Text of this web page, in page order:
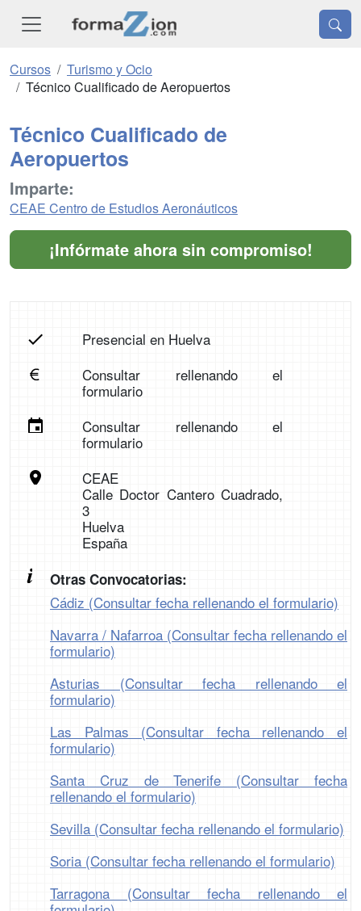
Cursos
Turismo y Ocio
Técnico Cualificado de Aeropuertos
Técnico Cualificado de
Aeropuertos
Imparte:
CEAE Centro de Estudios Aeronáuticos
¡Infórmate ahora sin compromiso!
Presencial en Huelva
Consultar rellenando el
formulario
Consultar rellenando el
formulario
CEAE
Calle Doctor Cantero Cuadrado,
3
Huelva
España
Otras Convocatorias:
Cádiz (Consultar fecha rellenando el formulario)
Navarra / Nafarroa (Consultar fecha rellenando el
formulario)
Asturias (Consultar fecha rellenando el
formulario)
Las Palmas (Consultar fecha rellenando el
formulario)
Santa Cruz de Tenerife (Consultar fecha
rellenando el formulario)
Sevilla (Consultar fecha rellenando el formulario)
Soria (Consultar fecha rellenando el formulario)
Tarragona (Consultar fecha rellenando el